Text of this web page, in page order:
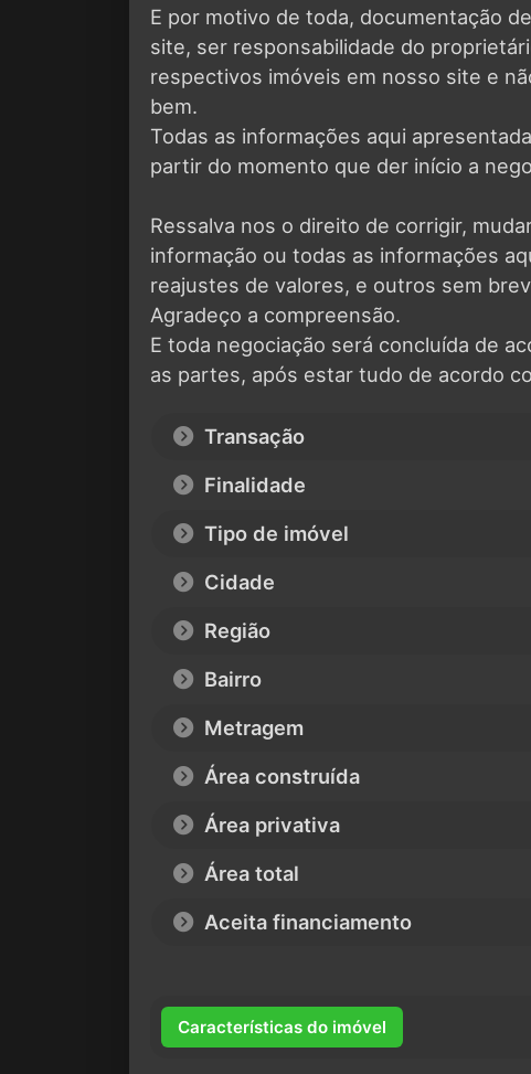
E por motivo de toda, documentação
site, ser responsabilidade do
respectivos imóveis em nosso site e
bem.
Todas as informações aqui
partir do momento que der início a
Ressalva nos o direito de corrigir,
informação ou todas as informações
reajustes de valores, e outros sem
Agradeço a compreensão.
E toda negociação será concluída de
as partes, após estar tudo de acordo
Transação
Finalidade
Tipo de imóvel
Cidade
Região
Bairro
Metragem
Área construída
Área privativa
Área total
Aceita financiamento
Características do imóvel